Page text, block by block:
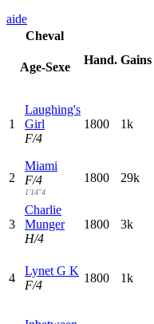
aide
Cheval
Age-Sexe
Hand. Gains
1
Laughing's
Girl
F/4
1800 1k
2
Miami
F/4
1'14"4
1800 29k
3
Charlie
Munger
H/4
1800 3k
4
Lynet G K
F/4
1800 1k